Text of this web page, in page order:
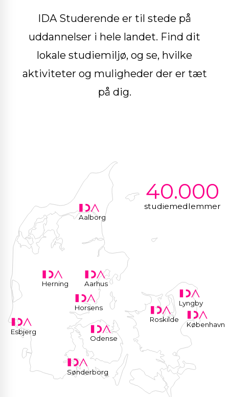
IDA Studerende er til stede på
uddannelser i hele landet. Find dit
lokale studiemiljø, og se, hvilke
aktiviteter og muligheder der er tæt
på dig.
Aalborg
København
Aarhus
Horsens
Herning
Esbjerg
Sønderborg
Odense
Roskilde
Lyngby
40.000
studiemedlemmer